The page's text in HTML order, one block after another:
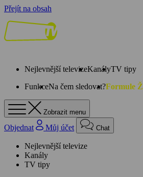
Přejít na obsah
Nejlevnější televizeKanályTV tipy
FunkceNa čem sledovat?Formule
Zobrazit menu
Objednat Můj účet Chat
Nejlevnější televize
Kanály
TV tipy